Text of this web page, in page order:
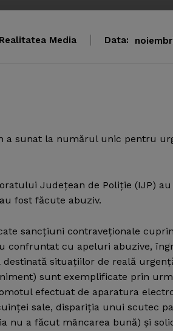
Realitatea Media Data:
a sunat la numărul unic pentru
Judeţean de Poliţie (IJP)
fost făcute abuziv.
sancţiuni contraveţionale
confruntat cu apeluri abuzive,
destinată situaţiilor de reală
sunt exemplificate prin
efectuat de aparatura
sale, dispariţia unui scutec
nu a făcut mâncarea bună) şi